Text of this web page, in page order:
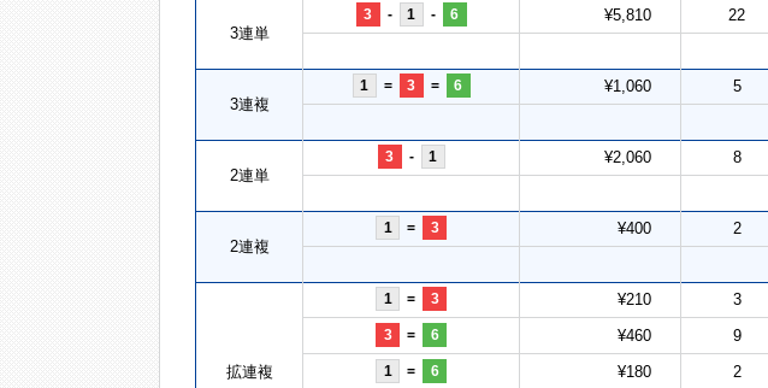
3連単
3 - 1 - 6 ¥5,810 22
3連複
1 = 3 = 6 ¥1,060 5
2連単
3 - 1 ¥2,060 8
2連複
1 = 3 ¥400 2
拡連複
1 = 3 ¥210 3
3 = 6 ¥460 9
1 = 6 ¥180 2